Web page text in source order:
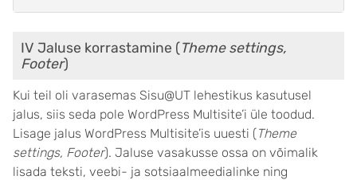
IV Jaluse korrastamine (Theme settings,
Footer)
Kui teil oli varasemas Sisu@UT lehestikus kasutusel
jalus, siis seda pole WordPress Multisite’i üle toodud.
Lisage jalus WordPress Multisite’is uuesti (Theme
settings, Footer). Jaluse vasakusse ossa on võimalik
lisada teksti, veebi- ja sotsiaalmeedialinke ning